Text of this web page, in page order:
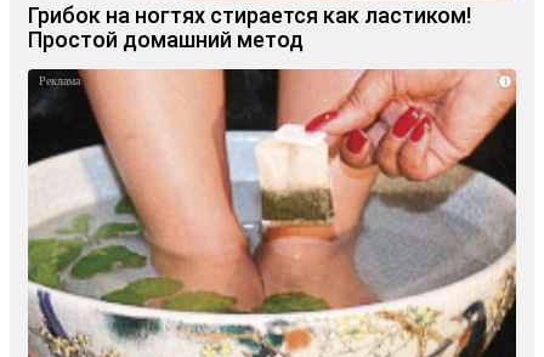
Грибок на ногтях стирается как ластиком!
Простой домашний метод
i